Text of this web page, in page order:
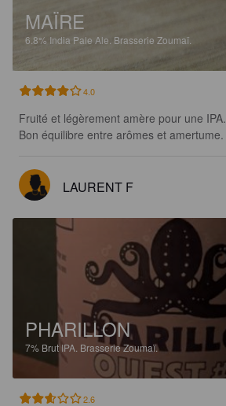
MAÏRE
6.8% India Pale Ale. Brasserie Zoumaï.
4.0
Fruité et légèrement amère pour une IPA.
Bon équilibre entre arômes et amertume.
LAURENT F
PHARILLON
7% Brut IPA. Brasserie Zoumaï.
2.6